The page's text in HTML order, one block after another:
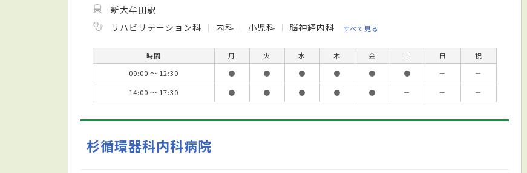
新大牟田駅
リハビリテーション科
内科 小児科 脳神経内科 すべて見る
時間 月 火 水 木 金 土 日
祝
09:00 ～ 12:30
● ● ● ● ● ● －
－
14:00 ～ 17:30
● ● ● ● ● － － －
杉循環器科内科病院